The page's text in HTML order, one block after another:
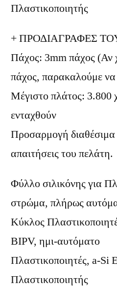
Πλαστικοποιητής
+ ΠΡΟΔΙΑΓΡΑΦΕΣ
Πάχος: 3mm πάχος (Αν
πάχος, παρακαλούμε
Μέγιστο πλάτος: 3.800
ενταχθούν
Προσαρμογή
απαιτήσεις του πελάτη.
Φύλλο σιλικόνης για
στρώμα, πλήρως
Κύκλος
BIPV, ημι-αυτόματο
Πλαστικοποιητές, a-Si
Πλαστικοποιητής